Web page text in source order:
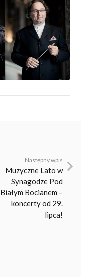
Następny wpis
Muzyczne Lato w
Synagodze Pod
Białym Bocianem –
koncerty od 29.
lipca!